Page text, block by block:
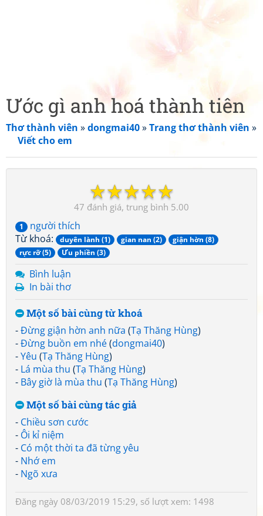
Ước gì anh hoá thành tiên
Thơ thành viên »dongmai40»Trang thơ thành viên »
Viết cho em
☆
☆
☆
☆
☆
47 5.00
1
người thích
Từ khoá:
duyên lành (1) gian nan (2)
giận hờn (8)
rực rỡ (5)
Ưu phiền (3)
Bình luận
In bài thơ
Một số bài cùng từ khoá
-Đừng giận hờn anh nữa (Tạ Thăng Hùng)
-Đừng buồn em nhé(dongmai40)
-Yêu (Tạ Thăng Hùng)
- Lá mùa thu (Tạ Thăng Hùng)
- Bây giờ là mùa thu (Tạ Thăng Hùng)
Một số bài cùng tác giả
- Chiều sơn cước
- Ôi kỉ niệm
- Có một thời ta đã từng yêu
- Nhớ em
- Ngõ xưa
Đăng ngày 08/03/2019 15:29, số lượt xem: 1498